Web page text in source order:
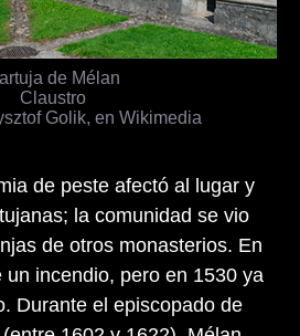
de Mélan
Claustro
Golik, en Wikimedia
de peste afectó al lugar y
la comunidad se vio
de otros monasterios. En
incendio, pero en 1530 ya
Durante el episcopado de